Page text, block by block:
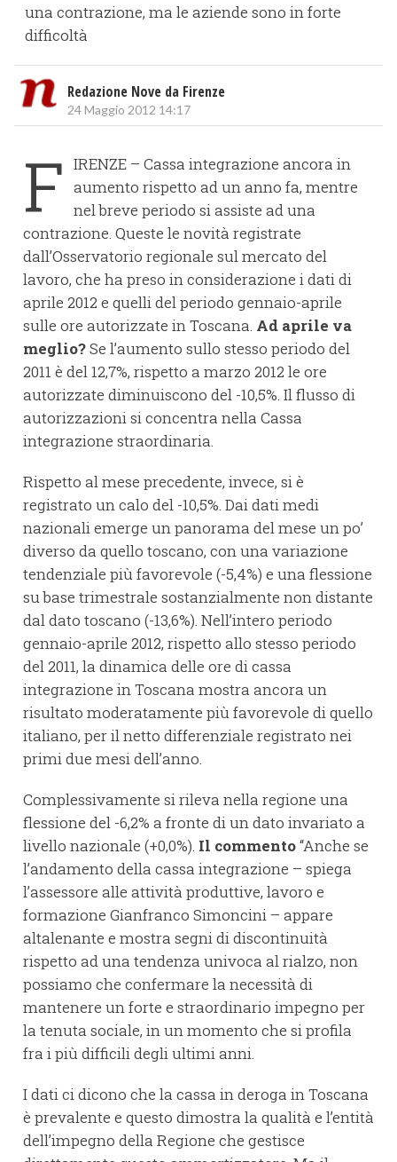
una contrazione, ma le aziende sono in forte
difficoltà
Redazione Nove da Firenze
24 Maggio 2012 14:17
F IRENZE – Cassa integrazione ancora in
aumento rispetto ad un anno fa, mentre
nel breve periodo si assiste ad una
contrazione. Queste le novità registrate
dall’Osservatorio regionale sul mercato del
lavoro, che ha preso in considerazione i dati di
aprile 2012 e quelli del periodo gennaio-aprile
sulle ore autorizzate in Toscana. Ad aprile va
meglio?Se l’aumento sullo stesso periodo del
2011 è del 12,7%, rispetto a marzo 2012 le ore
autorizzate diminuiscono del -10,5%. Il flusso di
autorizzazioni si concentra nella Cassa
integrazione straordinaria.
Rispetto al mese precedente, invece, si è
registrato un calo del -10,5%. Dai dati medi
nazionali emerge un panorama del mese un po’
diverso da quello toscano, con una variazione
tendenziale più favorevole (-5,4%) e una flessione
su base trimestrale sostanzialmente non distante
dal dato toscano (-13,6%). Nell’intero periodo
gennaio-aprile 2012, rispetto allo stesso periodo
del 2011, la dinamica delle ore di cassa
integrazione in Toscana mostra ancora un
risultato moderatamente più favorevole di quello
italiano, per il netto differenziale registrato nei
primi due mesi dell’anno.
Complessivamente si rileva nella regione una
flessione del -6,2% a fronte di un dato invariato a
livello nazionale (+0,0%). Il commento“Anche se
l’andamento della cassa integrazione – spiega
l’assessore alle attività produttive, lavoro e
formazione Gianfranco Simoncini – appare
altalenante e mostra segni di discontinuità
rispetto ad una tendenza univoca al rialzo, non
possiamo che confermare la necessità di
mantenere un forte e straordinario impegno per
la tenuta sociale, in un momento che si profila
fra i più difficili degli ultimi anni.
I dati ci dicono che la cassa in deroga in Toscana
è prevalente e questo dimostra la qualità e l’entità
dell’impegno della Regione che gestisce